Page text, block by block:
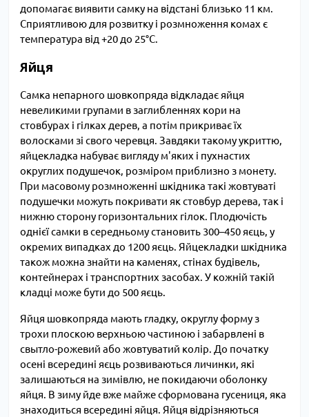
допомагає виявити самку на відстані близько 11 км.
Сприятливою для розвитку і розмноження комах є
температура від +20 до 25°C.
Яйця
Самка непарного шовкопряда відкладає яйця
невеликими групами в заглибленнях кори на
стовбурах і гілках дерев, а потім прикриває їх
волосками зі свого черевця. Завдяки такому укриттю,
яйцекладка набуває вигляду м'яких і пухнастих
округлих подушечок, розміром приблизно з монету.
При масовому розмноженні шкідника такі жовтуваті
подушечки можуть покривати як стовбур дерева, так і
нижню сторону горизонтальних гілок. Плодючість
однієї самки в середньому становить 300–450 яєць, у
окремих випадках до 1200 яєць. Яйцекладки шкідника
також можна знайти на каменях, стінах будівель,
контейнерах і транспортних засобах. У кожній такій
кладці може бути до 500 яєць.
Яйця шовкопряда мають гладку, округлу форму з
трохи плоскою верхньою частиною і забарвлені в
свытло-рожевий або жовтуватий колір. До початку
осені всередині яєць розвиваються личинки, які
залишаються на зимівлю, не покидаючи оболонку
яйця. В зиму йде вже майже сформована гусениця, яка
знаходиться всередині яйця. Яйця відрізняються